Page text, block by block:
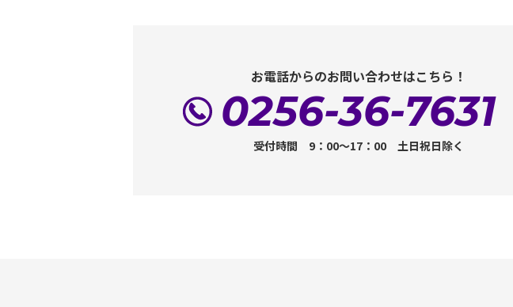
お電話からのお問い合わせはこちら！
0256-36-7631
受付時間 9：00～17：00 土日祝日除く